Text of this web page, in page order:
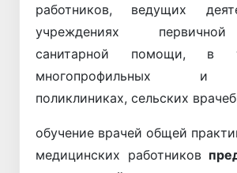
работников, ведущих
учреждениях
санитарной помощи, в
многопрофильных и
поликлиниках, сельских
обучение врачей общей
медицинских работников